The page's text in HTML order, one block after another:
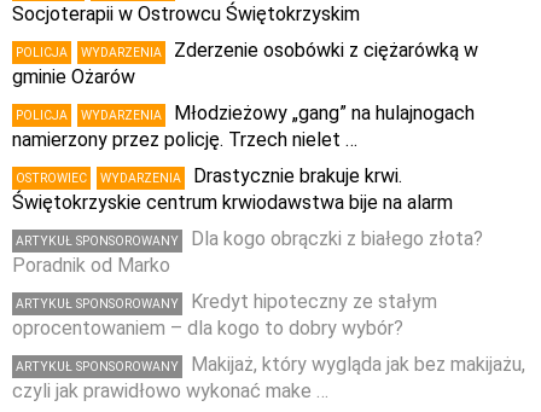
Socjoterapii w Ostrowcu Świętokrzyskim
POLICJA WYDARZENIA
Zderzenie osobówki z ciężarówką w
gminie Ożarów
POLICJA WYDARZENIA
Młodzieżowy „gang” na hulajnogach
namierzony przez policję. Trzech nielet …
OSTROWIEC WYDARZENIA
Drastycznie brakuje krwi.
Świętokrzyskie centrum krwiodawstwa bije na alarm
ARTYKUŁ SPONSOROWANY
Dla kogo obrączki z białego złota?
Poradnik od Marko
ARTYKUŁ SPONSOROWANY
Kredyt hipoteczny ze stałym
oprocentowaniem – dla kogo to dobry wybór?
ARTYKUŁ SPONSOROWANY
Makijaż, który wygląda jak bez makijażu,
czyli jak prawidłowo wykonać make …